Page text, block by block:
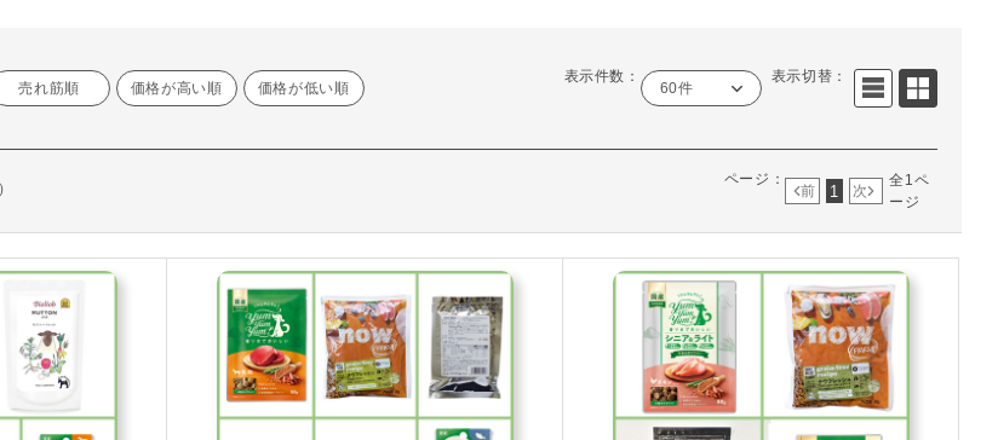
売れ筋順 価格が高い順 価格が低い順
表示件数：
60件
表示切替：
ページ：
前 1 次
全1ペ
ージ